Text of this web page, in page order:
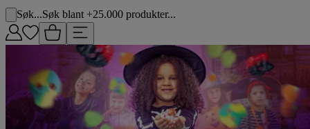
Søk...Søk blant +25.000 produkter...